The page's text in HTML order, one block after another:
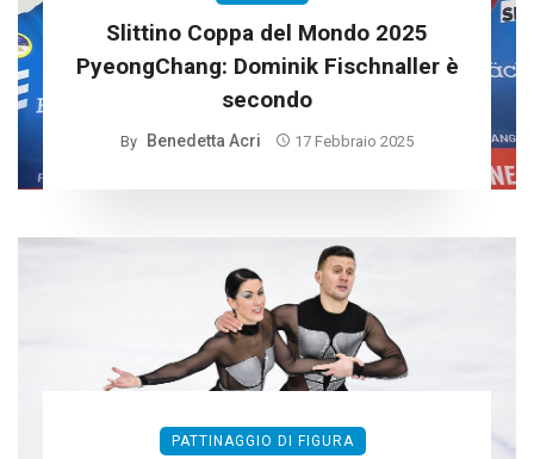
Slittino Coppa del Mondo 2025
PyeongChang: Dominik Fischnaller è
secondo
By Benedetta Acri 17 Febbraio 2025
PATTINAGGIO DI FIGURA